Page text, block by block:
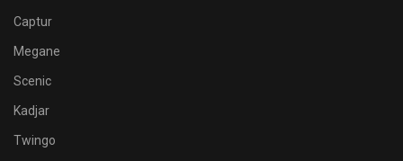
Captur
Megane
Scenic
Kadjar
Twingo